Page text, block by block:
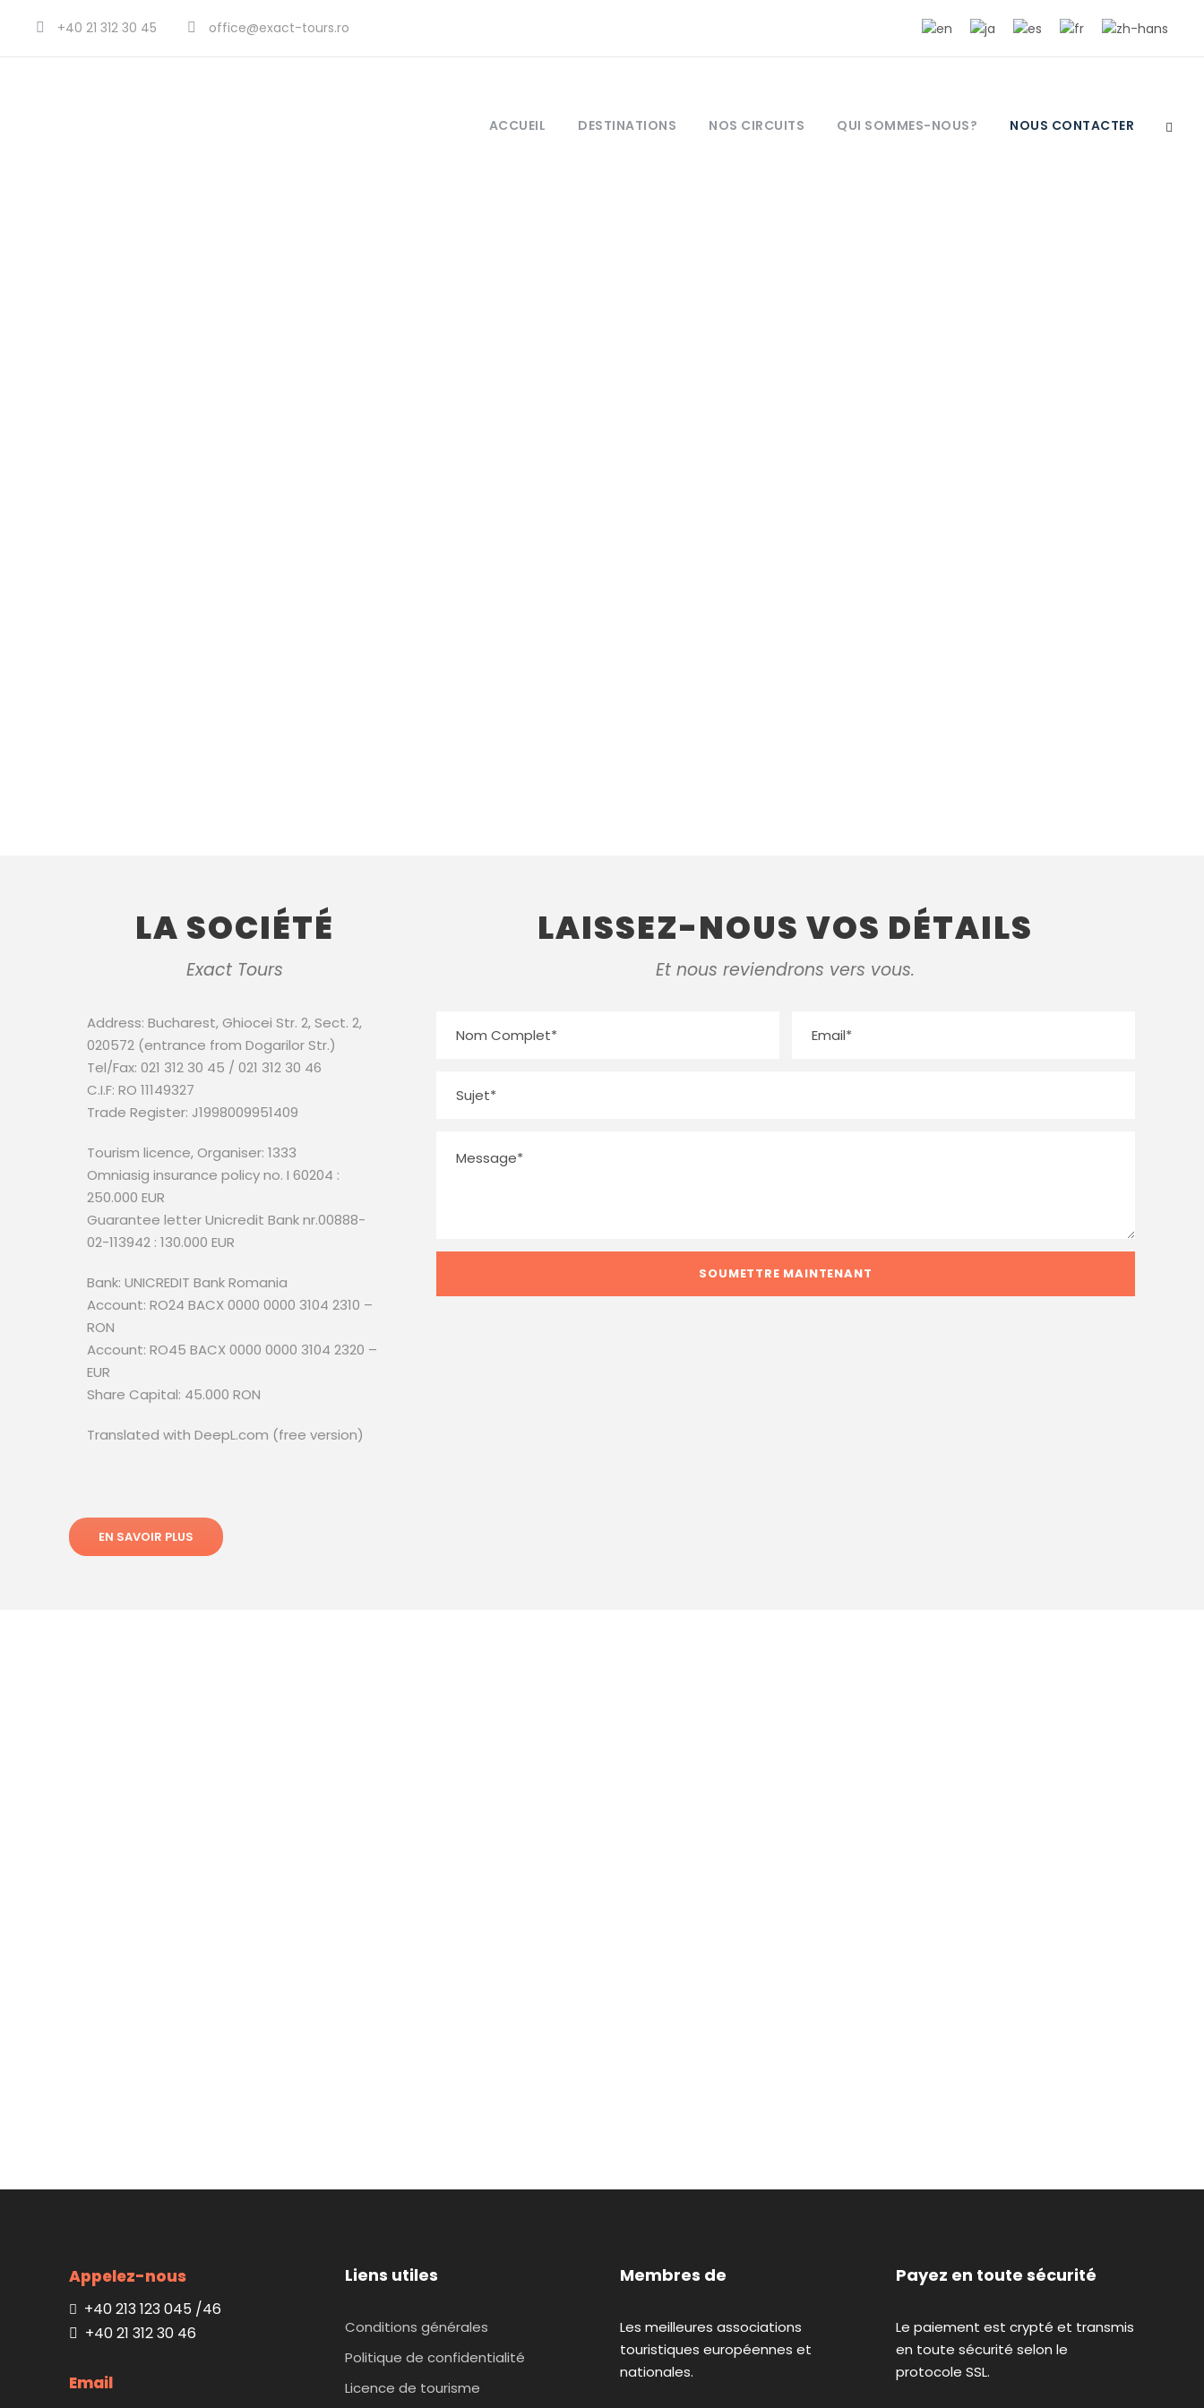
+40 21 312 30 45 office@exact-tours.ro
ACCUEIL DESTINATIONS NOS CIRCUITS QUI SOMMES-NOUS? NOUS CONTACTER
LA SOCIÉTÉ
Exact Tours
Address: Bucharest, Ghiocei Str. 2, Sect. 2,
020572 (entrance from Dogarilor Str.)
Tel/Fax: 021 312 30 45 / 021 312 30 46
C.I.F: RO 11149327
Trade Register: J1998009951409
Tourism licence, Organiser: 1333
Omniasig insurance policy no. I 60204 :
250.000 EUR
Guarantee letter Unicredit Bank nr.00888-
02-113942 : 130.000 EUR
Bank: UNICREDIT Bank Romania
Account: RO24 BACX 0000 0000 3104 2310 –
RON
Account: RO45 BACX 0000 0000 3104 2320 –
EUR
Share Capital: 45.000 RON
Translated with DeepL.com (free version)
EN SAVOIR PLUS
LAISSEZ-NOUS VOS DÉTAILS
Et nous reviendrons vers vous.
Appelez-nous
+40 213 123 045 /46
+40 21 312 30 46
Email
Liens utiles
Conditions générales
Politique de confidentialité
Licence de tourisme
Membres de
Les meilleures associations
touristiques européennes et
nationales.
Payez en toute sécurité
Le paiement est crypté et transmis
en toute sécurité selon le
protocole SSL.